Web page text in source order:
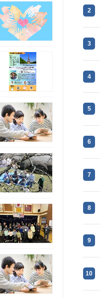
2
3
4
5
6
7
8
9
10